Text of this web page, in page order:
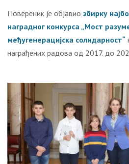
Повереник је објавио збирку
наградног конкурса „Мост
међугенерацијска солидарност“
награђених радова од 2017. до